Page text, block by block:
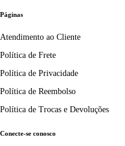
Páginas
Atendimento ao Cliente
Política de Frete
Política de Privacidade
Política de Reembolso
Política de Trocas e Devoluções
Conecte-se conosco